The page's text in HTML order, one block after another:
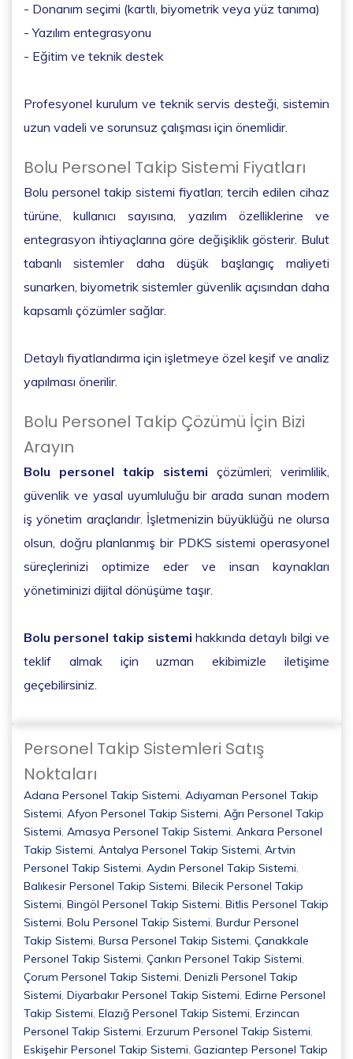
- Donanım seçimi (kartlı, biyometrik veya yüz tanıma)
- Yazılım entegrasyonu
- Eğitim ve teknik destek
Profesyonel kurulum ve teknik servis desteği, sistemin
uzun vadeli ve sorunsuz çalışması için önemlidir.
Bolu Personel Takip Sistemi Fiyatları
Bolu personel takip sistemi fiyatları; tercih edilen cihaz
türüne, kullanıcı sayısına, yazılım özelliklerine ve
entegrasyon ihtiyaçlarına göre değişiklik gösterir. Bulut
tabanlı sistemler daha düşük başlangıç maliyeti
sunarken, biyometrik sistemler güvenlik açısından daha
kapsamlı çözümler sağlar.
Detaylı fiyatlandırma için işletmeye özel keşif ve analiz
yapılması önerilir.
Bolu Personel Takip Çözümü İçin Bizi
Arayın
Bolu personel takip sistemi çözümleri; verimlilik,
güvenlik ve yasal uyumluluğu bir arada sunan modern
iş yönetim araçlarıdır. İşletmenizin büyüklüğü ne olursa
olsun, doğru planlanmış bir PDKS sistemi operasyonel
süreçlerinizi optimize eder ve insan kaynakları
yönetiminizi dijital dönüşüme taşır.
Bolu personel takip sistemi hakkında detaylı bilgi ve
teklif almak için uzman ekibimizle iletişime
geçebilirsiniz.
Personel Takip Sistemleri Satış
Noktaları
Adana Personel Takip Sistemi, Adıyaman Personel Takip
Sistemi, Afyon Personel Takip Sistemi, Ağrı Personel Takip
Sistemi, Amasya Personel Takip Sistemi, Ankara Personel
Takip Sistemi, Antalya Personel Takip Sistemi, Artvin
Personel Takip Sistemi, Aydın Personel Takip Sistemi,
Balıkesir Personel Takip Sistemi, Bilecik Personel Takip
Sistemi, Bingöl Personel Takip Sistemi, Bitlis Personel Takip
Sistemi, Bolu Personel Takip Sistemi, Burdur Personel
Takip Sistemi, Bursa Personel Takip Sistemi, Çanakkale
Personel Takip Sistemi, Çankırı Personel Takip Sistemi,
Çorum Personel Takip Sistemi, Denizli Personel Takip
Sistemi, Diyarbakır Personel Takip Sistemi, Edirne Personel
Takip Sistemi, Elazığ Personel Takip Sistemi, Erzincan
Personel Takip Sistemi, Erzurum Personel Takip Sistemi,
Eskişehir Personel Takip Sistemi, Gaziantep Personel Takip